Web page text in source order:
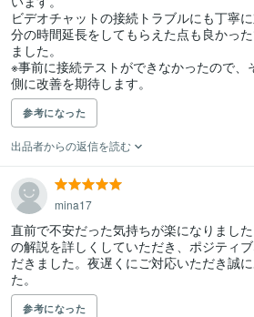
ビデオチャットの接続トラブルにも丁寧
分の時間延長をしてもらえた点も良かっ
ました。
※事前に接続テストができなかったので、
側に改善を期待します。
参考になった
出品者からの返信を読む
mina17
直前で不安だった気持ちが楽になりまし
の解説を詳しくしていただき、ポジティ
だきました。夜遅くにご対応いただき誠
た。
参考になった